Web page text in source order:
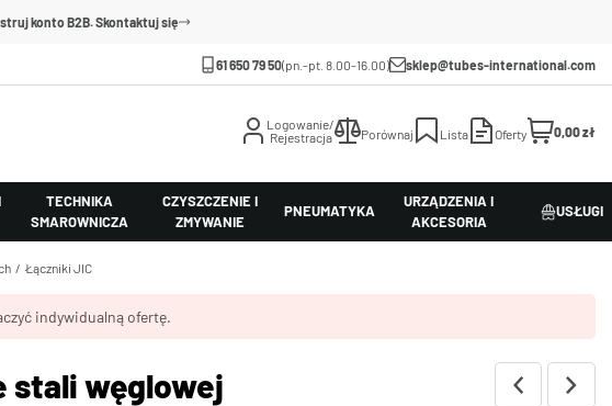
konto B2B. Skontaktuj się
61 650 79 50(pn.-pt. 8.00-16.00) sklep@tubes-international.com
Logowanie/
Rejestracja
Porównaj Lista Oferty 0,00 zł
TECHNIKA
SMAROWNICZA
CZYSZCZENIE I
ZMYWANIE
PNEUMATYKA
URZĄDZENIA I
AKCESORIA
USŁUGI
Łączniki JIC
indywidualną ofertę.
stali węglowej